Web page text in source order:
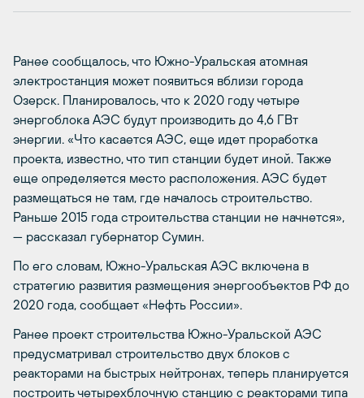
Ранее сообщалось, что Южно-Уральская атомная
электростанция может появиться вблизи города
Озерск. Планировалось, что к 2020 году четыре
энергоблока АЭС будут производить до 4,6 ГВт
энергии. «Что касается АЭС, еще идет проработка
проекта, известно, что тип станции будет иной. Также
еще определяется место расположения. АЭС будет
размещаться не там, где началось строительство.
Раньше 2015 года строительства станции не начнется»,
— рассказал губернатор Сумин.
По его словам, Южно-Уральская АЭС включена в
стратегию развития размещения энергообъектов РФ до
2020 года, сообщает «Нефть России».
Ранее проект строительства Южно-Уральской АЭС
предусматривал строительство двух блоков с
реакторами на быстрых нейтронах, теперь планируется
построить четырехблочную станцию с реакторами типа